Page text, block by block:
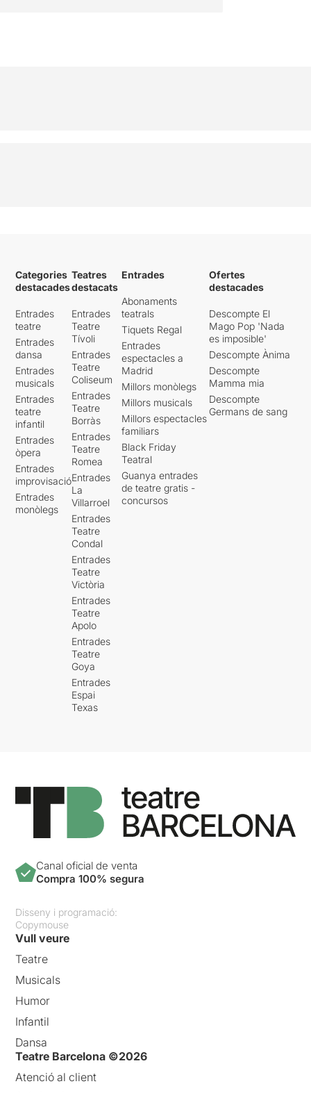
Categories
destacades
Entrades
teatre
Entrades
dansa
Entrades
musicals
Entrades
teatre
infantil
Entrades
òpera
Entrades
improvisació
Entrades
monòlegs
Teatres
destacats
Entrades
Teatre
Tívoli
Entrades
Teatre
Coliseum
Entrades
Teatre
Borràs
Entrades
Teatre
Romea
Entrades
La
Villarroel
Entrades
Teatre
Condal
Entrades
Teatre
Victòria
Entrades
Teatre
Apolo
Entrades
Teatre
Goya
Entrades
Espai
Texas
Entrades
Abonaments
teatrals
Tiquets Regal
Entrades
espectacles a
Madrid
Millors monòlegs
Millors musicals
Millors espectacles
familiars
Black Friday
Teatral
Guanya entrades
de teatre gratis -
concursos
Ofertes
destacades
Descompte El
Mago Pop 'Nada
es imposible'
Descompte Ànima
Descompte
Mamma mia
Descompte
Germans de sang
Canal oficial de venta
Compra 100% segura
Disseny i programació:
Copymouse
Vull veure
Teatre
Musicals
Humor
Infantil
Dansa
Teatre Barcelona ©2026
Atenció al client